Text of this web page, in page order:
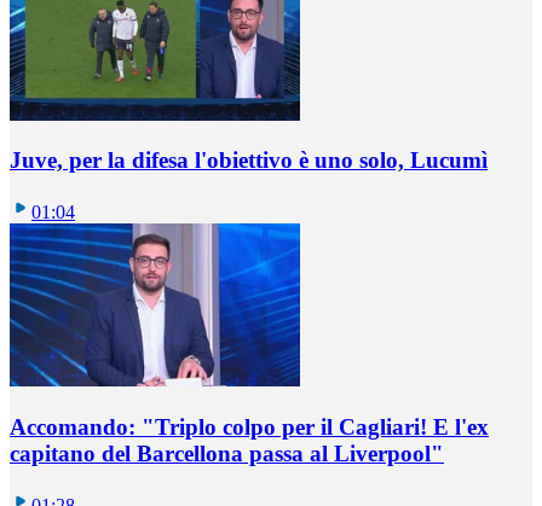
Juve, per la difesa l'obiettivo è uno solo, Lucumì
01:04
Accomando: "Triplo colpo per il Cagliari! E l'ex
capitano del Barcellona passa al Liverpool"